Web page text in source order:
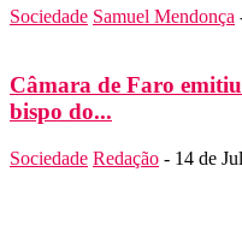
Sociedade Samuel Mendonça
Câmara de Faro
bispo do...
Sociedade Redação - 14 de